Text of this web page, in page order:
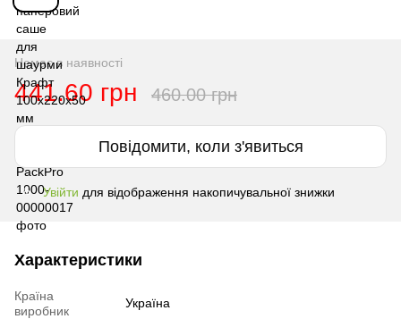
Немає в наявності
441.60 грн 460.00 грн
Повідомити, коли з'явиться
% Увійти для відображення накопичувальної знижки
Характеристики
Країна
виробник
Україна